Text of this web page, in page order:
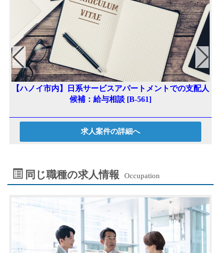
【ハノイ市内】日系サービスアパートメントでの支配人
候補：給与相談 [B-561]
求人案件の詳細へ
同じ職種の求人情報 Occupation